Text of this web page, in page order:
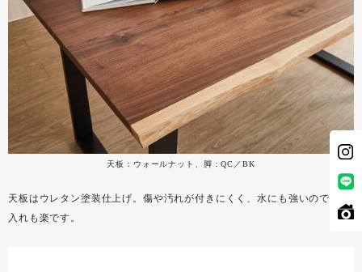
天板：ウォールナット、脚：QC／BK
天板はウレタン塗装仕上げ。傷や汚れが付きにくく、水にも強いのでお手
入れも楽です。